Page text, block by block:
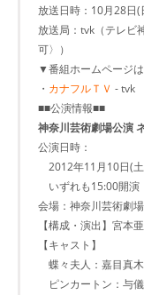
放送日時：10月28日
放送局：tvk（テレビ
可〉）
▼番組ホームページ
・ カナフルＴＶ - tvk
■■公演情報■■
神奈川芸術劇場公演
公演日時：
2012年11月10日(
いずれも15:00開演
会場：神奈川芸術劇
【構成・演出】宮本
【キャスト】
蝶々夫人：嘉目真
ピンカートン：与